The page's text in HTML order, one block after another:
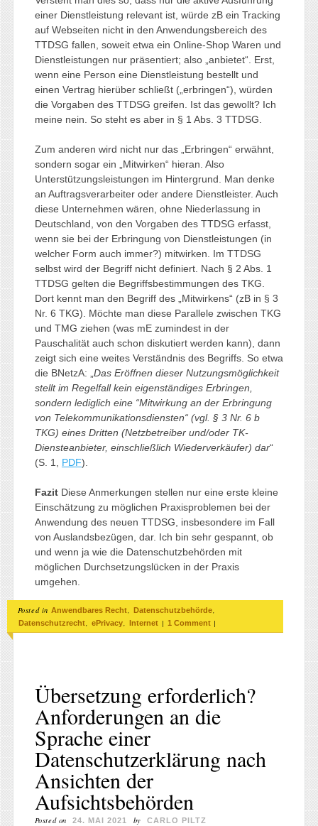
einer Dienstleistung relevant ist, würde zB ein Tracking
auf Webseiten nicht in den Anwendungsbereich des
TTDSG fallen, soweit etwa ein Online-Shop Waren und
Dienstleistungen nur präsentiert; also „anbietet“. Erst,
wenn eine Person eine Dienstleistung bestellt und
einen Vertrag hierüber schließt („erbringen“), würden
die Vorgaben des TTDSG greifen. Ist das gewollt? Ich
meine nein. So steht es aber in § 1 Abs. 3 TTDSG.
Zum anderen wird nicht nur das „Erbringen“ erwähnt,
sondern sogar ein „Mitwirken“ hieran. Also
Unterstützungsleistungen im Hintergrund. Man denke
an Auftragsverarbeiter oder andere Dienstleister. Auch
diese Unternehmen wären, ohne Niederlassung in
Deutschland, von den Vorgaben des TTDSG erfasst,
wenn sie bei der Erbringung von Dienstleistungen (in
welcher Form auch immer?) mitwirken. Im TTDSG
selbst wird der Begriff nicht definiert. Nach § 2 Abs. 1
TTDSG gelten die Begriffsbestimmungen des TKG.
Dort kennt man den Begriff des „Mitwirkens“ (zB in § 3
Nr. 6 TKG). Möchte man diese Parallele zwischen TKG
und TMG ziehen (was mE zumindest in der
Pauschalität auch schon diskutiert werden kann), dann
zeigt sich eine weites Verständnis des Begriffs. So etwa
die BNetzA: „ Das Eröffnen dieser Nutzungsmöglichkeit
stellt im Regelfall kein eigenständiges Erbringen,
sondern lediglich eine “Mitwirkung an der Erbringung
von Telekommunikationsdiensten“ (vgl. § 3 Nr. 6 b
TKG) eines Dritten (Netzbetreiber und/oder TK-
Diensteanbieter, einschließlich Wiederverkäufer) dar“
(S. 1, PDF).
FazitDiese Anmerkungen stellen nur eine erste kleine
Einschätzung zu möglichen Praxisproblemen bei der
Anwendung des neuen TTDSG, insbesondere im Fall
von Auslandsbezügen, dar. Ich bin sehr gespannt, ob
und wenn ja wie die Datenschutzbehörden mit
möglichen Durchsetzungslücken in der Praxis
umgehen.
Posted in Anwendbares Recht, Datenschutzbehörde,
Datenschutzrecht, ePrivacy, Internet | 1 Comment |
Übersetzung erforderlich?
Anforderungen an die
Sprache einer
Datenschutzerklärung nach
Ansichten der
Aufsichtsbehörden
Posted on 24. MAI 2021 by CARLO PILTZ